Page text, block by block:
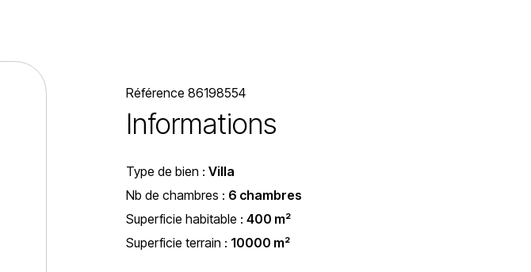
Référence 86198554
Informations
Type de bien :Villa
Nb de chambres : 6 chambres
Superficie habitable :400 m²
Superficie terrain : 10000 m²